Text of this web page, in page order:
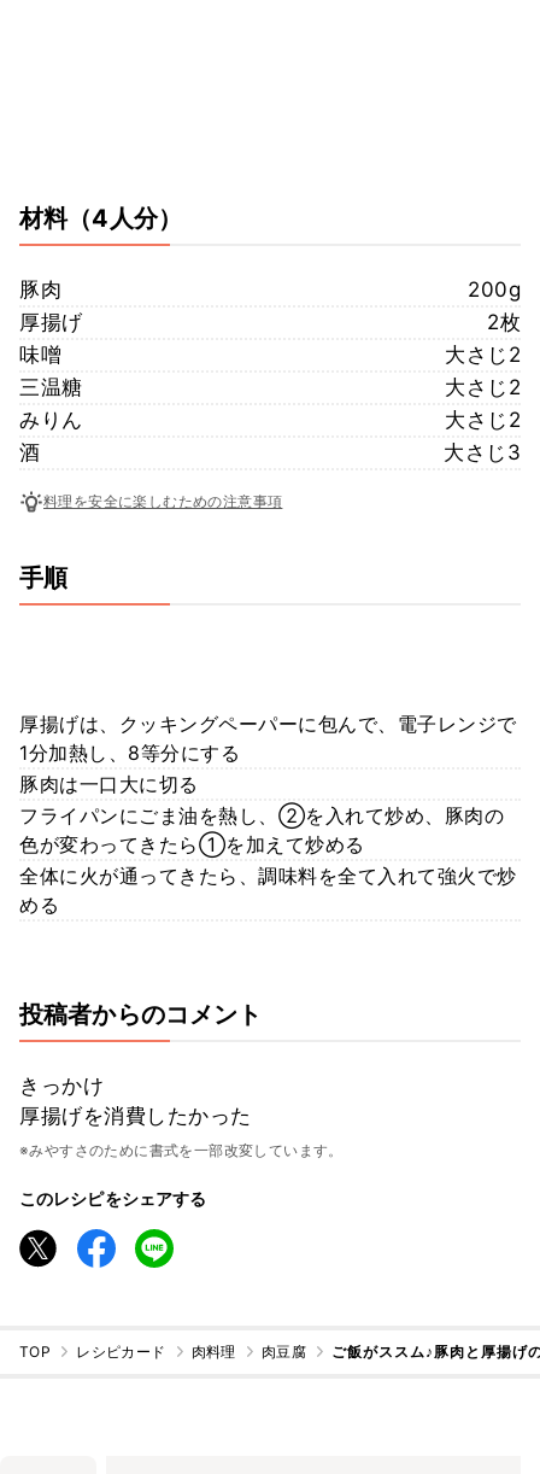
材料（4人分）
豚肉
200g
厚揚げ
2枚
味噌
大さじ2
三温糖
大さじ2
みりん
大さじ2
酒
大さじ3
料理を安全に楽しむための注意事項
手順
厚揚げは、クッキングペーパーに包んで、電子レンジで
1分加熱し、8等分にする
豚肉は一口大に切る
フライパンにごま油を熱し、②を入れて炒め、豚肉の
色が変わってきたら①を加えて炒める
全体に火が通ってきたら、調味料を全て入れて強火で炒
める
投稿者からのコメント
きっかけ
厚揚げを消費したかった
※みやすさのために書式を一部改変しています。
このレシピをシェアする
TOP レシピカード 肉料理 肉豆腐